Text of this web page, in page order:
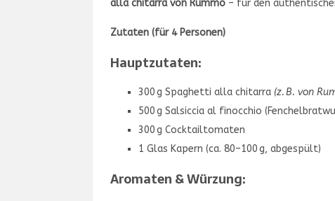
alla chitarra von Rummo – für den
Zutaten (für 4 Personen)
Hauptzutaten:
300 g Spaghetti alla chitarra (z. B. von
500 g Salsiccia al finocchio
300 g Cocktailtomaten
1 Glas Kapern (ca. 80–100 g, abgespült)
Aromaten & Würzung: